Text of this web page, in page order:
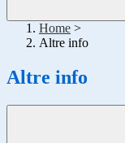
Home >
Altre info
Altre info